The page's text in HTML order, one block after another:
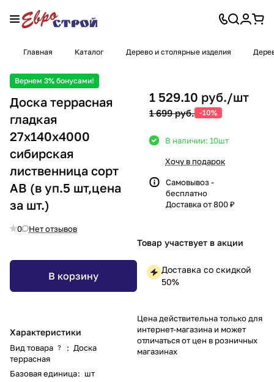
Главная Каталог Дерево и столярные изделия
Вернем 3% бонусами!
Доска террасная
гладкая
27х140х4000
сибирская
лиственница сорт
АВ (в уп.5 шт,цена
за шт.)
0 Нет отзывов
В корзину
Характеристики
Вид товара ? : Доска
террасная
Базовая единица: шт
1 529.10 руб./шт
1 699 руб. -10%
В наличии: 10шт
Хочу в подарок
Самовывоз -
бесплатно
Доставка от 800 ₽
Товар участвует в акции
Доставка со скидкой
50%
Цена действительна только для
интернет-магазина и может
отличаться от цен в розничных
магазинах